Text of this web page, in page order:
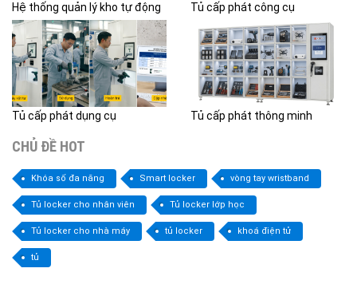
Hệ thống quản lý kho tự động Tủ cấp phát công cụ
Tủ cấp phát dụng cụ Tủ cấp phát thông minh
CHỦ ĐỀ HOT
Khóa số đa năng Smart locker vòng tay wristband
Tủ locker cho nhân viên Tủ locker lớp học
Tủ locker cho nhà máy tủ locker khoá điện tử
tủ